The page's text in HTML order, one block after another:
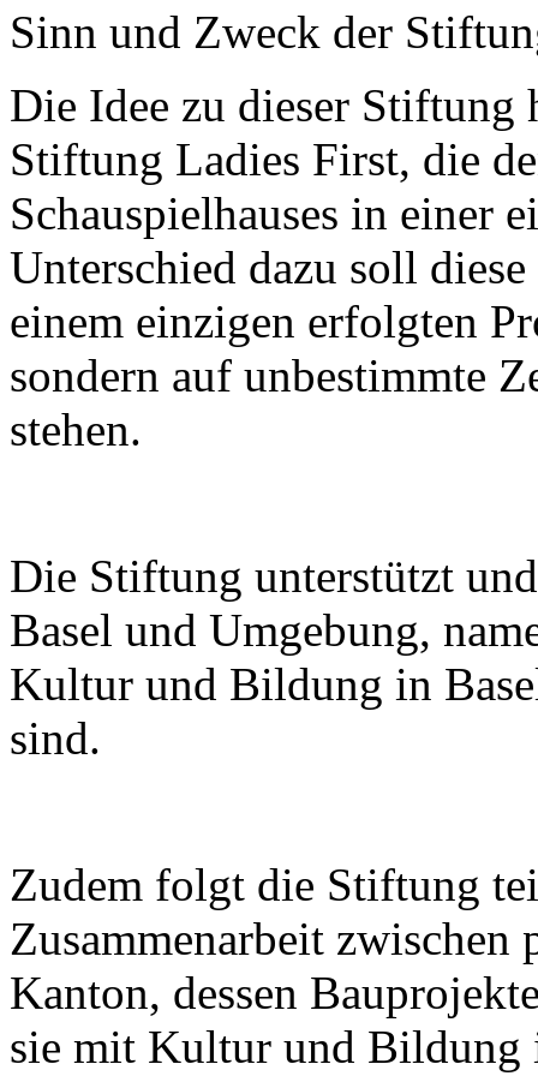
Sinn und Zweck der
Die Idee zu dieser Stiftung
Stiftung Ladies First, die
Schauspielhauses in einer
Unterschied dazu soll
einem einzigen erfolgten
sondern auf unbestimmte
stehen.
Die Stiftung unterstützt
Basel und Umgebung,
Kultur und Bildung in
sind.
Zudem folgt die Stiftung
Zusammenarbeit
Kanton, dessen
sie mit Kultur und Bildung